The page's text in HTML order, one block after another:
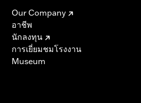
Our Company
อาชีพ
นักลงทุน
การเยี่ยมชมโรงงาน
Museum